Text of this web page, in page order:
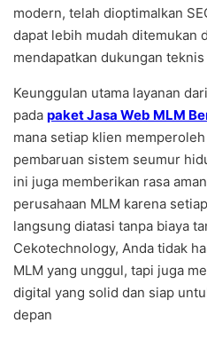
modern, telah dioptimalkan
dapat lebih mudah ditemukan
mendapatkan dukungan
Keunggulan utama layanan
pada paket Jasa Web MLM
mana setiap klien
pembaruan sistem seumur
ini juga memberikan rasa
perusahaan MLM karena
langsung diatasi tanpa biaya
Cekotechnology, Anda tidak
MLM yang unggul, tapi juga
digital yang solid dan siap
depan